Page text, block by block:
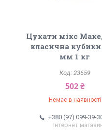
Цукати мікс
класична кубики
мм 1 кг
23659
502 ₴
Немає в наявності
+380 (97) 099-39-
Інтернет